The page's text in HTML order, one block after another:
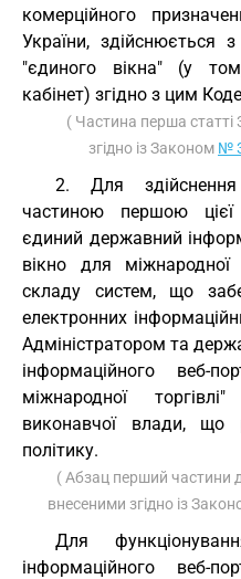
комерційного
України, здійснюється
"єдиного вікна" (у
кабінет) згідно з цим
( Частина перша статті
згідно із Законом №
2. Для здійснення
частиною першою цієї
єдиний державний
вікно для
складу систем, що
електронних
Адміністратором та
інформаційного веб-
міжнародної
виконавчої влади, що
політику.
( Абзац перший частини
внесеними згідно із
Для
інформаційного веб-